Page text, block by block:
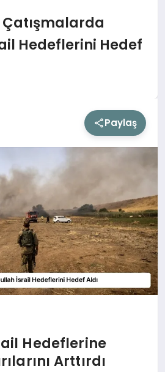
Hedeflerini Hedef
Paylaş
Hedeflerine
Arttırdı